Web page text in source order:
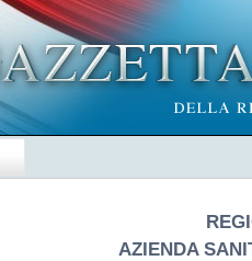
AZIENDA